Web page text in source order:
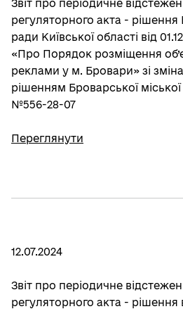
Звіт про періодичне
регуляторного акта - рішення
ради Київської області від
«Про Порядок розміщення
реклами у м. Бровари» зі
рішенням Броварської міської
№556-28-07
Переглянути
12.07.2024
Звіт про періодичне
регуляторного акта - рішення